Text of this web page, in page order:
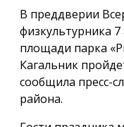
В преддверии
физкультурника
площади парка
Кагальник
сообщила пресс-
района.